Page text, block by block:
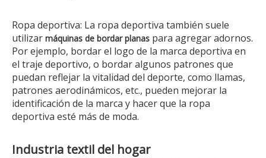
Ropa deportiva: La ropa deportiva también suele
utilizar máquinas de bordar planas para agregar adornos.
Por ejemplo, bordar el logo de la marca deportiva en
el traje deportivo, o bordar algunos patrones que
puedan reflejar la vitalidad del deporte, como llamas,
patrones aerodinámicos, etc., pueden mejorar la
identificación de la marca y hacer que la ropa
deportiva esté más de moda.
Industria textil del hogar